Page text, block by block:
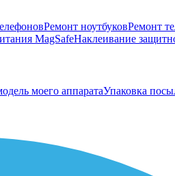
Ремонт ноутбуковРемонт
MagSafeНаклеивание
моего аппаратаУпаковка